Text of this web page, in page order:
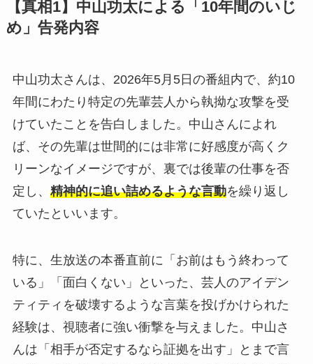
【真相1】中山功太による「10年間のいじ
め」告発内容
中山功太さんは、2026年5月5日の番組内で、約10
年間にわたり特定の先輩芸人から執拗な攻撃を受
けていたことを告白しました。中山さんによれ
ば、その先輩は世間的には非常に好感度が高くク
リーンなイメージですが、裏では後輩の仕事を否
定し、 精神的に追い詰めるような言動を繰り返し
ていたといいます。
特に、生放送の本番直前に「お前はもう終わって
いる」「面白くない」といった、芸人のアイデン
ティティを破壊するような言葉を投げかけられた
経験は、視聴者に強い衝撃を与えました。中山さ
んは「相手が否定するなら証拠を出す」とまで言